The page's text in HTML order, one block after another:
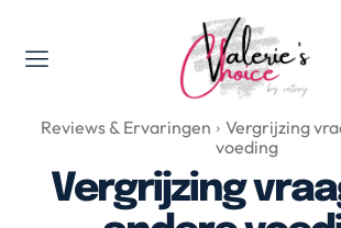
Valerie's Topics
Travel & Culture
Food & Drinks
Happyness & Opmerkelijk
Reviews & Ervaringen
Vergrijzing
voeding
Vergrijzing